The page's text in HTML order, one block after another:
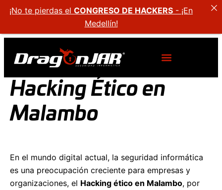
Hacking Ético en
Malambo
En el mundo digital actual, la seguridad informática
es una preocupación creciente para empresas y
organizaciones, el Hacking ético en Malambo, por
¡No te pierdas el CONGRESO DE HACKERS - ¡En
Medellín!